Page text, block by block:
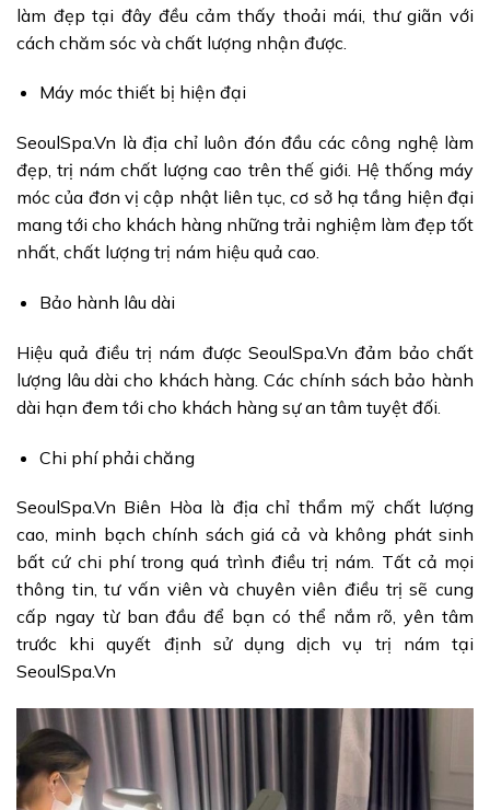
làm đẹp tại đây đều cảm thấy thoải mái, thư giãn với
cách chăm sóc và chất lượng nhận được.
Máy móc thiết bị hiện đại
SeoulSpa.Vn là địa chỉ luôn đón đầu các công nghệ làm
đẹp, trị nám chất lượng cao trên thế giới. Hệ thống máy
móc của đơn vị cập nhật liên tục, cơ sở hạ tầng hiện đại
mang tới cho khách hàng những trải nghiệm làm đẹp tốt
nhất, chất lượng trị nám hiệu quả cao.
Bảo hành lâu dài
Hiệu quả điều trị nám được SeoulSpa.Vn đảm bảo chất
lượng lâu dài cho khách hàng. Các chính sách bảo hành
dài hạn đem tới cho khách hàng sự an tâm tuyệt đối.
Chi phí phải chăng
SeoulSpa.Vn Biên Hòa là địa chỉ thẩm mỹ chất lượng
cao, minh bạch chính sách giá cả và không phát sinh
bất cứ chi phí trong quá trình điều trị nám. Tất cả mọi
thông tin, tư vấn viên và chuyên viên điều trị sẽ cung
cấp ngay từ ban đầu để bạn có thể nắm rõ, yên tâm
trước khi quyết định sử dụng dịch vụ trị nám tại
SeoulSpa.Vn